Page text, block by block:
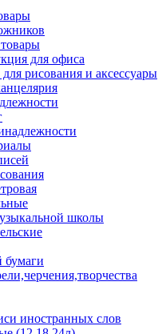
для офиса
рисования и аксессуары
школы
бумаги
иностранных слов